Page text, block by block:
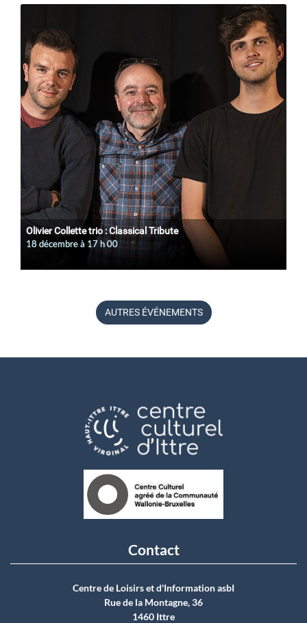
Olivier Collette trio : Classical Tribute
18 décembre à 17 h 00
AUTRES ÉVÉNEMENTS
Contact
Centre de Loisirs et d'Information asbI
Rue de la Montagne, 36
1460 Ittre